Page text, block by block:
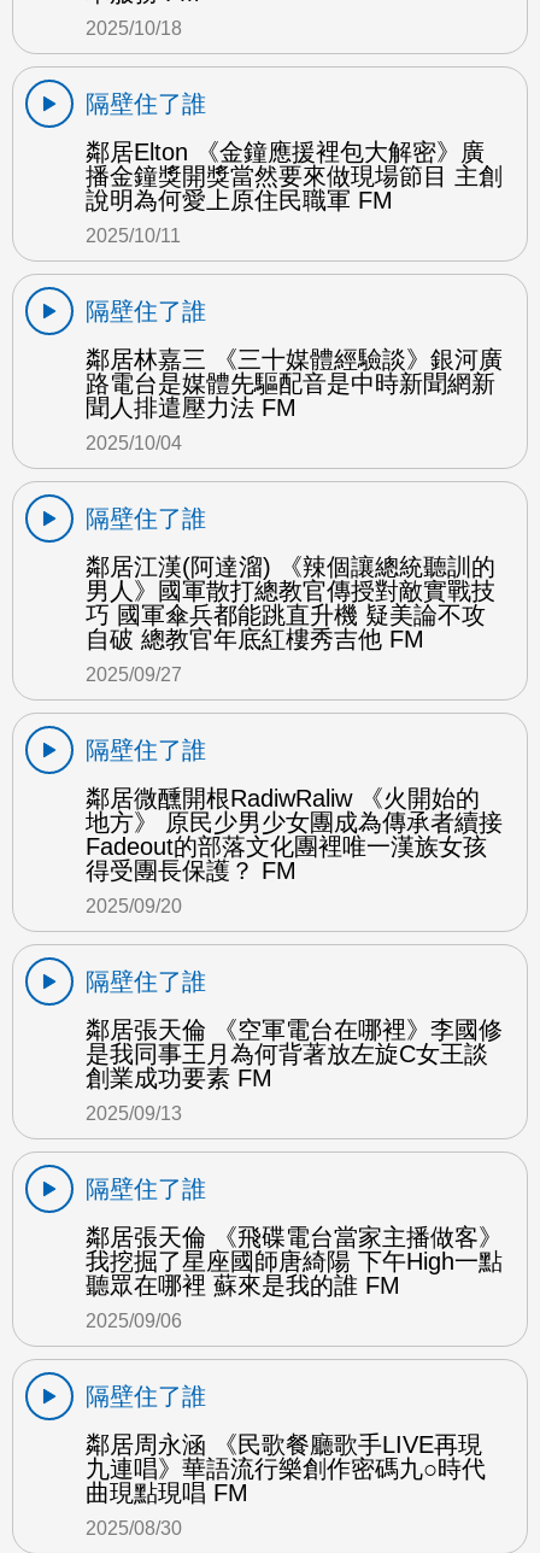
2025/10/18
隔壁住了誰
鄰居Elton 《金鐘應援裡包大解密》廣
播金鐘獎開獎當然要來做現場節目 主創
說明為何愛上原住民職軍 FM
2025/10/11
隔壁住了誰
鄰居林嘉三 《三十媒體經驗談》銀河廣
路電台是媒體先驅配音是中時新聞網新
聞人排遣壓力法 FM
2025/10/04
隔壁住了誰
鄰居江漢(阿達溜) 《辣個讓總統聽訓的
男人》國軍散打總教官傳授對敵實戰技
巧 國軍傘兵都能跳直升機 疑美論不攻
自破 總教官年底紅樓秀吉他 FM
2025/09/27
隔壁住了誰
鄰居微醺開根RadiwRaliw 《火開始的
地方》 原民少男少女團成為傳承者續接
Fadeout的部落文化團裡唯一漢族女孩
得受團長保護？ FM
2025/09/20
隔壁住了誰
鄰居張天倫 《空軍電台在哪裡》李國修
是我同事王月為何背著放左旋C女王談
創業成功要素 FM
2025/09/13
隔壁住了誰
鄰居張天倫 《飛碟電台當家主播做客》
我挖掘了星座國師唐綺陽 下午High一點
聽眾在哪裡 蘇來是我的誰 FM
2025/09/06
隔壁住了誰
鄰居周永涵 《民歌餐廳歌手LIVE再現
九連唱》華語流行樂創作密碼九○時代
曲現點現唱 FM
2025/08/30